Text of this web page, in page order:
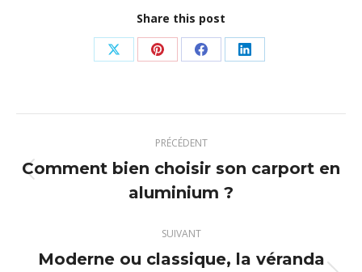
Share this post
Partager
X
Partager
Pinterest
Partager
Facebook
Partager
LinkedIn
article
PRÉCÉDENT
Article
précédent
Comment bien choisir son carport en
aluminium ?
SUIVANT
Moderne ou classique, la véranda